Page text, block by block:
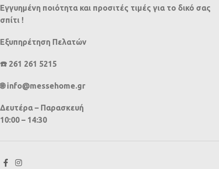
Εγγυημένη ποιότητα και προσιτές τιμές για το δικό σας
σπίτι !
Εξυπηρέτηση Πελατών
☎️ 261 261 5215
🌐 info@messehome.gr
Δευτέρα – Παρασκευή
10:00 – 14:30